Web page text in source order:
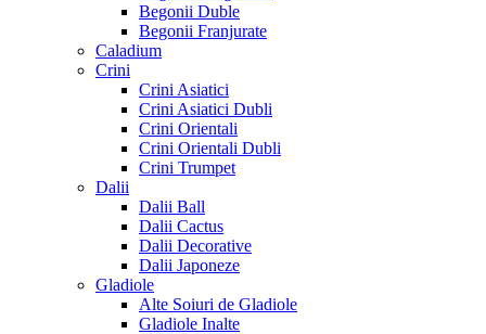
Begonii Duble
Begonii Franjurate
Caladium
Crini
Crini Asiatici
Crini Asiatici Dubli
Crini Orientali
Crini Orientali Dubli
Crini Trumpet
Dalii
Dalii Ball
Dalii Cactus
Dalii Decorative
Dalii Japoneze
Gladiole
Alte Soiuri de Gladiole
Gladiole Inalte